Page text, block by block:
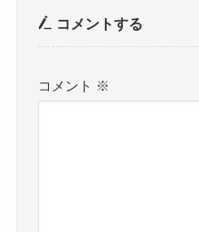
コメントする
コメント ※